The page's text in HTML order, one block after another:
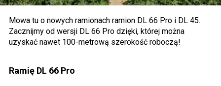
Mowa tu o nowych ramionach ramion DL 66 Pro i DL 45.
Zacznijmy od wersji DL 66 Pro dzięki, której można
uzyskać nawet 100-metrową szerokość roboczą!
Ramię DL 66 Pro